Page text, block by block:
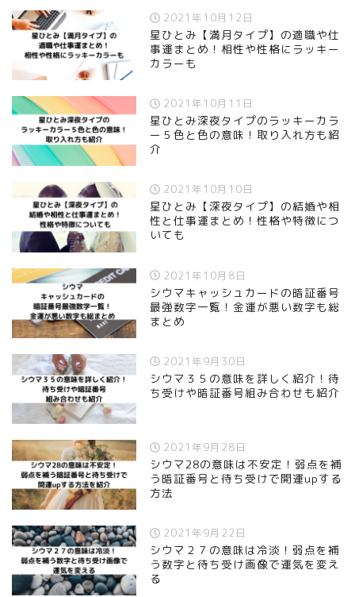
2021年10月12日
星ひとみ【満月タイプ】の適職や仕
事運まとめ！相性や性格にラッキー
カラーも
2021年10月11日
星ひとみ深夜タイプのラッキーカラ
ー５色と色の意味！取り入れ方も紹
介
2021年10月10日
星ひとみ【深夜タイプ】の結婚や相
性と仕事運まとめ！性格や特徴につ
いても
2021年10月8日
シウマキャッシュカードの暗証番号
最強数字一覧！金運が悪い数字も総
まとめ
2021年9月30日
シウマ３５の意味を詳しく紹介！待
ち受けや暗証番号組み合わせも紹介
2021年9月28日
シウマ28の意味は不安定！弱点を補
う暗証番号と待ち受けで開運upする
方法
2021年9月22日
シウマ２７の意味は冷淡！弱点を補
う数字と待ち受け画像で運気を変え
る